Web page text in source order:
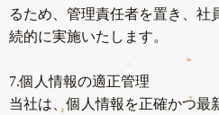
るため、管理責任者を置き、社
続的に実施いたします。
7.個人情報の適正管理
当社は、個人情報を正確かつ最